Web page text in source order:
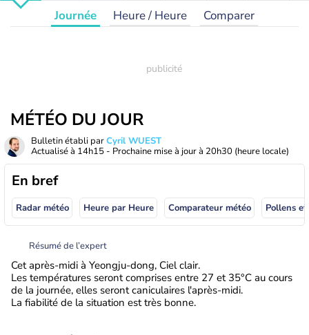
Journée Heure / Heure Comparer
MÉTÉO DU JOUR
Bulletin établi parCyril WUEST
Actualisé à 14h15 - Prochaine mise à jour à 20h30 (heure locale)
En bref
Radar météo Heure par Heure Comparateur météo Pollens
Résumé de l’expert
Cet après-midi à Yeongju-dong, Ciel clair.
Les températures seront comprises entre 27 et 35°C au cours
de la journée, elles seront caniculaires l'après-midi.
La fiabilité de la situation est très bonne.